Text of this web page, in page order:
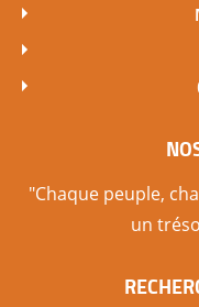
"Chaque peuple,
un